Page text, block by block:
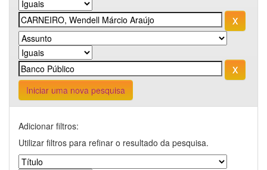
Iniciar uma nova pesquisa
Adicionar filtros:
Utilizar filtros para refinar o resultado da pesquisa.